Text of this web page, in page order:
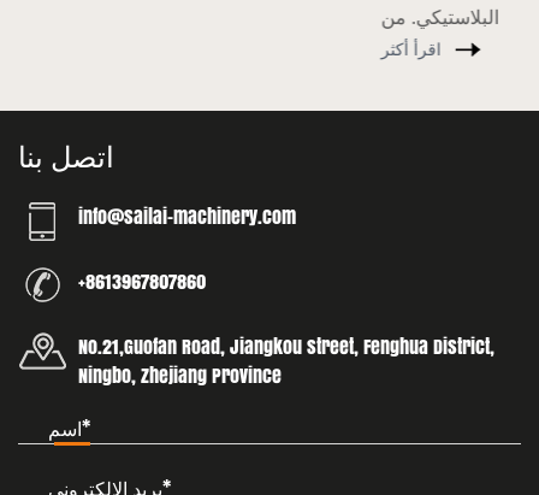
اتصل بنا
info@sailai-machinery.com
+8613967807860
No.21,Guofan Road, Jiangkou street, Fenghua District,
Ningbo, Zhejiang Province